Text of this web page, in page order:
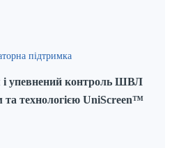
підтримка
і упевнений контроль ШВЛ
та технологією UniScreen™